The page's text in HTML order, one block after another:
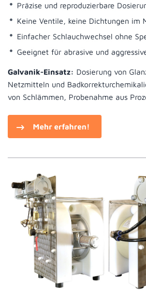
Präzise und reproduzierbare
Keine Ventile, keine Dichtungen im
Einfacher Schlauchwechsel ohne
Geeignet für abrasive und
Galvanik-Einsatz: Dosierung von
Netzmitteln und
von Schlämmen, Probenahme aus
Mehr erfahren!